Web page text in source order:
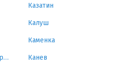
Казатин
Калуш
Каменка
Каменское (Днепродзержинск) Канев